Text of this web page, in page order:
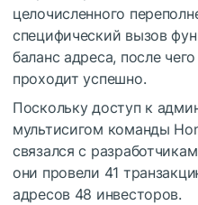
целочисленного
специфический вызов
баланс адреса, после
проходит успешно.
Поскольку доступ к
мультисигом команды
связался с
они провели 41
адресов 48 инвесторов.